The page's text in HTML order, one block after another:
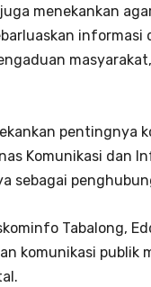
menekankan
informasi
pentingnya
Komunikasi dan
sebagai
Tabalong,
komunikasi publik